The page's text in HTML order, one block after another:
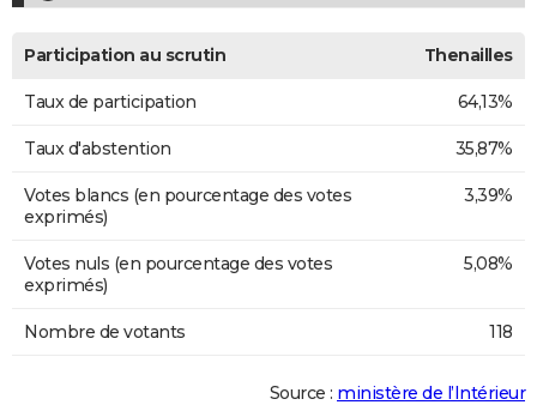
Bricolage
Lifestyle
Culture
Sport
Auto
Television
Voyage
Cinema
Participation au scrutin Thenailles
Taux de participation 64,13%
Taux d'abstention 35,87%
Votes blancs (en pourcentage des votes
exprimés)
3,39%
Votes nuls (en pourcentage des votes
exprimés)
5,08%
Nombre de votants 118
Source : ministère de l’Intérieur